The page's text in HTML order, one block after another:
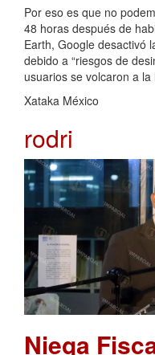
Por eso es que no
48 horas después de
Earth, Google desactivó
debido a “riesgos de
usuarios se volcaron a
Xataka México
rodri
Niega